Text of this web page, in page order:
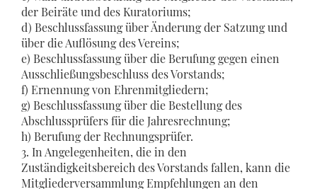
der Beiräte und des Kuratoriums;
d) Beschlussfassung über Änderung der Satzung und
über die Auflösung des Vereins;
e) Beschlussfassung über die Berufung gegen einen
Ausschließungsbeschluss des Vorstands;
f) Ernennung von Ehrenmitgliedern;
g) Beschlussfassung über die Bestellung des
Abschlussprüfers für die Jahresrechnung;
h) Berufung der Rechnungsprüfer.
3. In Angelegenheiten, die in den
Zuständigkeitsbereich des Vorstands fallen, kann die
Mitgliederversammlung Empfehlungen an den